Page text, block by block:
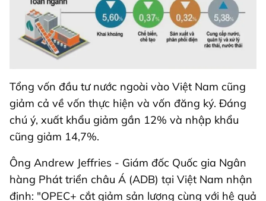
Tổng vốn đầu tư nước ngoài vào Việt Nam cũng
giảm cả về vốn thực hiện và vốn đăng ký. Đáng
chú ý, xuất khẩu giảm gần 12% và nhập khẩu
cũng giảm 14,7%.
Ông Andrew Jeffries - Giám đốc Quốc gia Ngân
hàng Phát triển châu Á (ADB) tại Việt Nam nhận
định: "OPEC+ cắt giảm sản lượng cùng với hệ quả